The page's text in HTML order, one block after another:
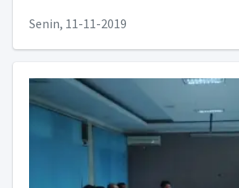
Senin, 11-11-2019